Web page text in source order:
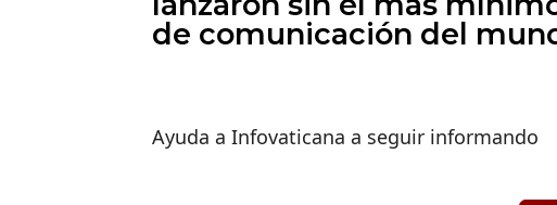
de comunicación del
Ayuda a Infovaticana a seguir informando